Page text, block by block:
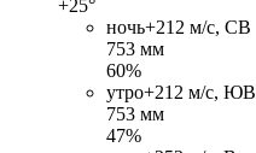
+25°
ночь+21 2 м/c, СВ
753 мм
60%
утро+21 2 м/c, ЮВ
753 мм
47%